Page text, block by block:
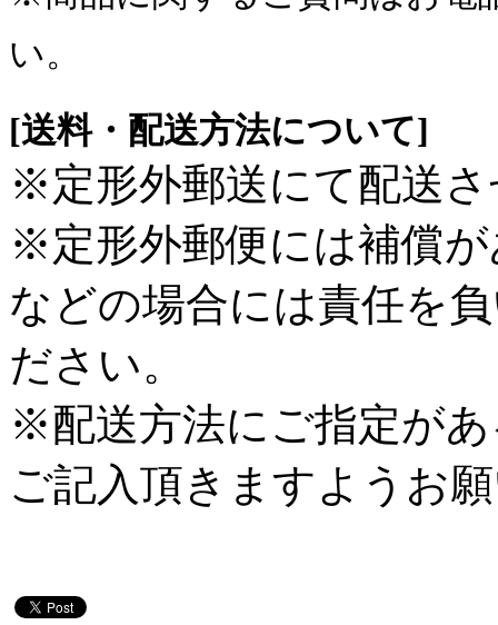
い。
[送料・配送方法について]
※定形外郵送にて配送
※定形外郵便には補償
などの場合には責任を
ださい。
※配送方法にご指定が
ご記入頂きますようお